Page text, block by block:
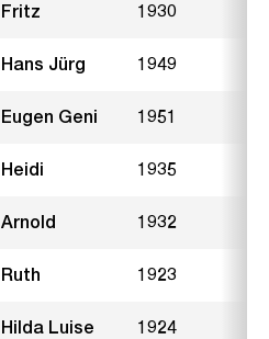
Fritz 1930
Hans Jürg 1949
Eugen Geni 1951
Heidi 1935
Arnold 1932
Ruth 1923
Hilda Luise 1924